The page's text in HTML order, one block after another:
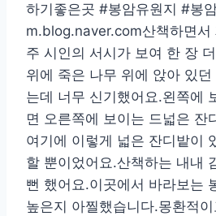
하기좋은곳 #봉암유원지 #봉
m.blog.naver.com산책하면서
주 시인의 서시가 보여 한 장
위에 죽은 나무 위에 앉아 있
는데 너무 신기했어요.왼쪽에
면 오른쪽에 보이는 드넓은 잔
여기에 이렇게 넓은 잔디밭이
할 뿐이었어요.산책하는 내내
뻔 했어요.이곳에서 바라보는
높은지 아찔했습니다.몽환적